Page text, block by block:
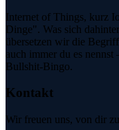
Internet of Things, kurz
Dinge". Was sich
übersetzen wir die
auch immer du es
Bullshit-Bingo.
Kontakt
Wir freuen uns, von dir